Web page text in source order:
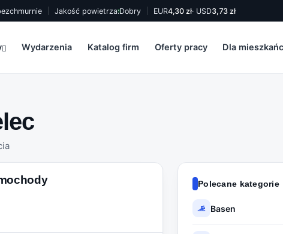
Jakość powietrza:Dobry EUR4,30 zł· USD3,73 zł
Wydarzenia Katalog firm Oferty pracy Dla
Polecane kategorie
Basen